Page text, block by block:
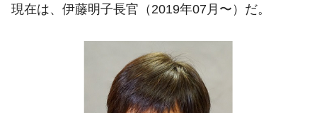
現在は、伊藤明子長官（2019年07月〜）だ。